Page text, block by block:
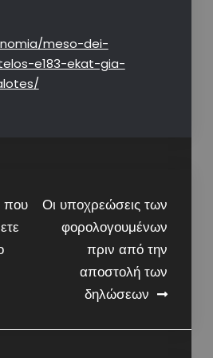
meso-dei-
e183-ekat-gia-
που
Οι υποχρεώσεις των
φορολογουμένων
πριν από την
αποστολή των
δηλώσεων